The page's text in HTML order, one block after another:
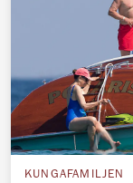
KUNGAFAMILJEN